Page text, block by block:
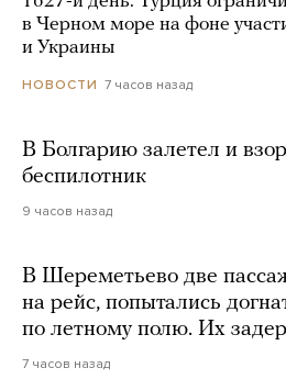
в Черном море на фоне
и Украины
НОВОСТИ 7 часов назад
В Болгарию залетел и
беспилотник
9 часов назад
В Шереметьево две
на рейс, попытались
по летному полю. Их
7 часов назад